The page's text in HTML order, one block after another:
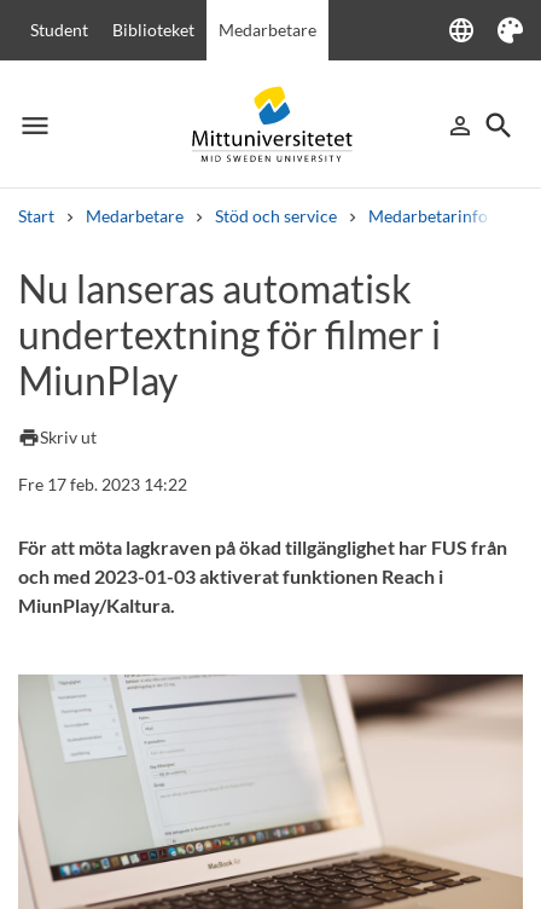
Student Biblioteket Medarbetare language
Language
Tema
menu
Meny person_outline
Logga in
search
Sök
Start Medarbetare Stöd och service Medarbetarinfo
Andra söktjänster
Kurser och programKursplaner VälkomstbrevPersonal
Lediga jobb
Nu lanseras automatisk
undertextning för filmer i
MiunPlay
printSkriv ut
Fre 17 feb. 2023 14:22
För att möta lagkraven på ökad tillgänglighet har FUS från
och med 2023-01-03 aktiverat funktionen Reach i
MiunPlay/Kaltura.